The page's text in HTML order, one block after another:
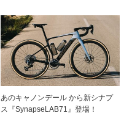
あのキャノンデール から新シナプ
ス『SynapseLAB71』登場！